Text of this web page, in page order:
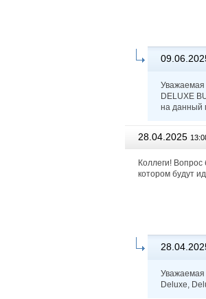
Уважаемая
DELUXE
на данный
28.04.2025
Коллеги! Вопрос
котором будут
Уважаемая
Deluxe,